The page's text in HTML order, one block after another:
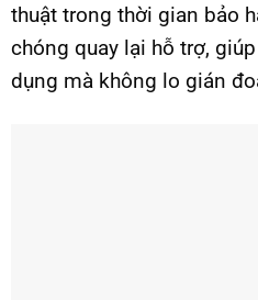
thuật trong thời gian bảo
chóng quay lại hỗ trợ,
dụng mà không lo gián